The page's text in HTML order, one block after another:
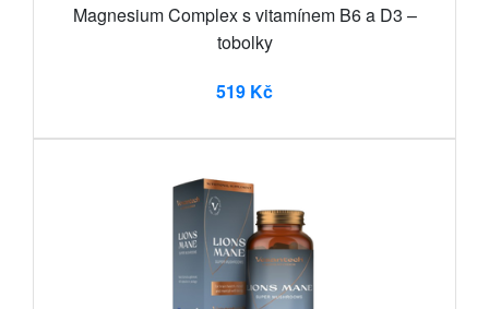
Magnesium Complex s vitamínem B6 a D3 –
tobolky
519 Kč